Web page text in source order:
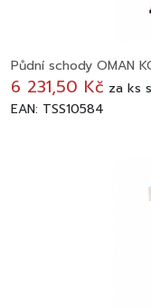
Půdní schody OMAN
6 231,50 Kč za ks
EAN: TSS10584